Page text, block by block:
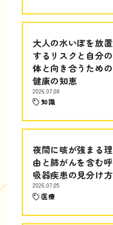
大人の水いぼを放置
するリスクと自分の
体と向き合うための
健康の知恵
2026.07.08
知識
夜間に咳が強まる理
由と肺がんを含む呼
吸器疾患の見分け方
2026.07.05
医療